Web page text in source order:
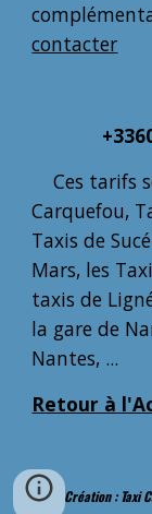
contacter
Ces tarifs
Carquefou,
Taxis de
Mars, les
taxis de
la gare de
Nantes, ...
Retour à
Création : Taxi